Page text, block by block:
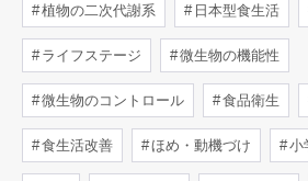
植物の二次代謝系 日本型食生活
ライフステージ 微生物の機能性
微生物のコントロール 食品衛生
食生活改善 ほめ・動機づけ 小